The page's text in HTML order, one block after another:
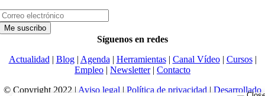
Síguenos en redes
Actualidad | Blog| Agenda | Herramientas| Canal Vídeo| Cursos|
Empleo | Newsletter| Contacto
© Copyright 2022 | Aviso legal | Política de privacidad | Desarrollado